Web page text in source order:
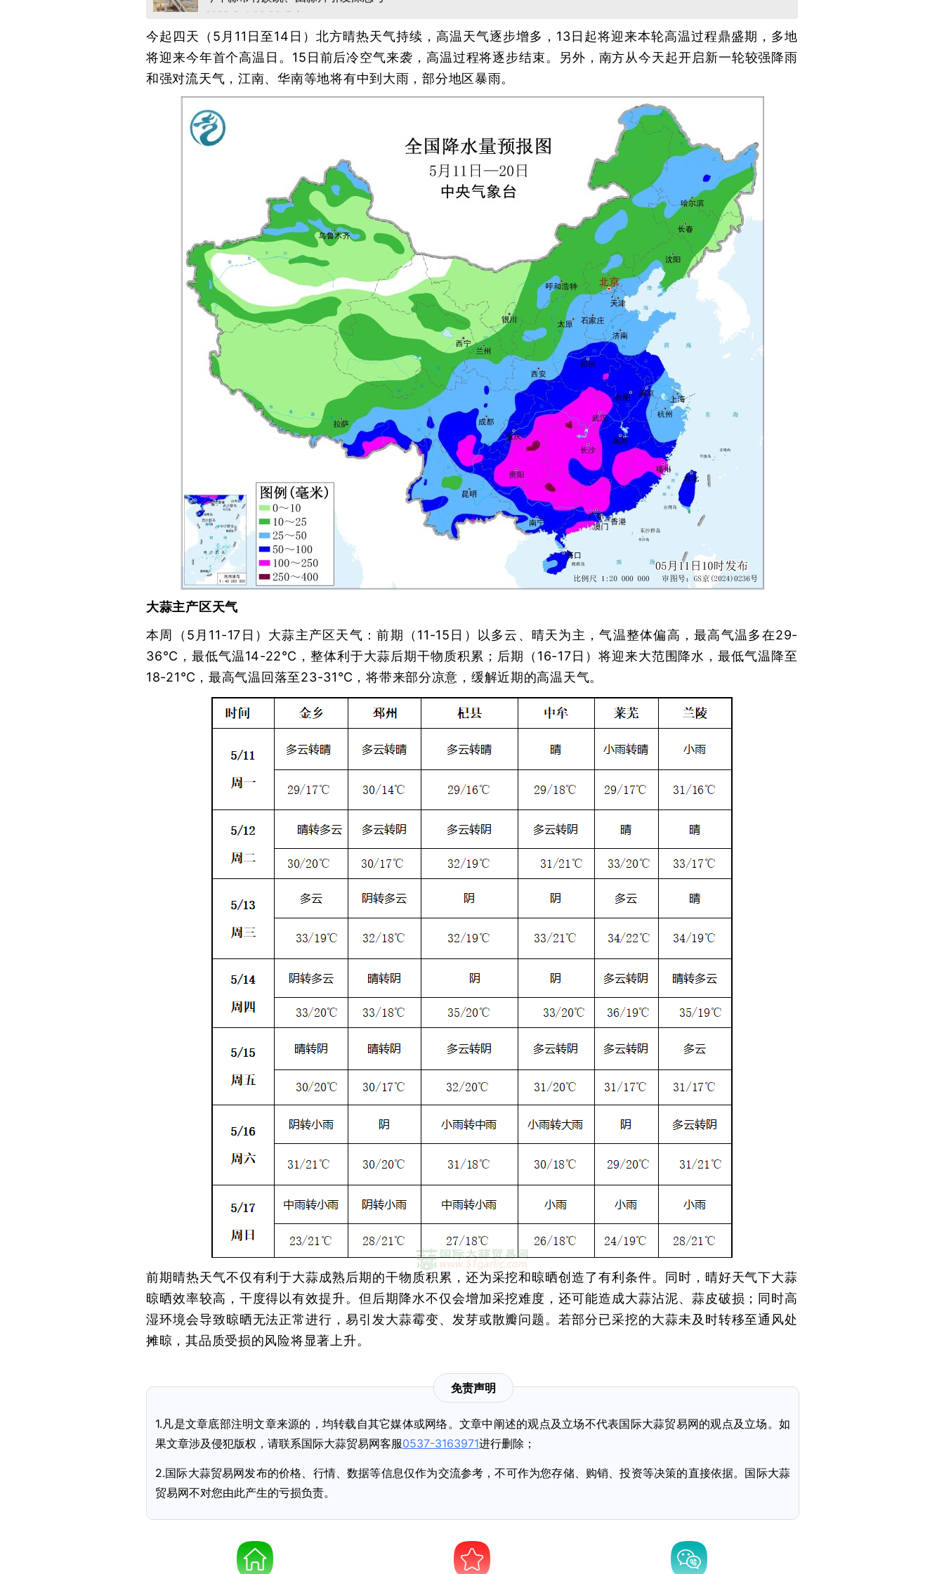
今起四天（5月11日至14日）北方晴热天气持续，高温天气逐步增多，13日起将迎来本轮高温过程鼎盛期，多地
将迎来今年首个高温日。15日前后冷空气来袭，高温过程将逐步结束。另外，南方从今天起开启新一轮较强降雨
和强对流天气，江南、华南等地将有中到大雨，部分地区暴雨。
大蒜主产区天气
本周（5月11-17日）大蒜主产区天气：前期（11-15日）以多云、晴天为主，气温整体偏高，最高气温多在29-
36℃，最低气温14-22℃，整体利于大蒜后期干物质积累；后期（16-17日）将迎来大范围降水，最低气温降至
18-21℃，最高气温回落至23-31℃，将带来部分凉意，缓解近期的高温天气。
前期晴热天气不仅有利于大蒜成熟后期的干物质积累，还为采挖和晾晒创造了有利条件。同时，晴好天气下大蒜
晾晒效率较高，干度得以有效提升。但后期降水不仅会增加采挖难度，还可能造成大蒜沾泥、蒜皮破损；同时高
湿环境会导致晾晒无法正常进行，易引发大蒜霉变、发芽或散瓣问题。若部分已采挖的大蒜未及时转移至通风处
摊晾，其品质受损的风险将显著上升。
免责声明
1.凡是文章底部注明文章来源的，均转载自其它媒体或网络。文章中阐述的观点及立场不代表国际大蒜贸易网的观点及立场。如
果文章涉及侵犯版权，请联系国际大蒜贸易网客服0537-3163971进行删除；
2.国际大蒜贸易网发布的价格、行情、数据等信息仅作为交流参考，不可作为您存储、购销、投资等决策的直接依据。国际大蒜
贸易网不对您由此产生的亏损负责。